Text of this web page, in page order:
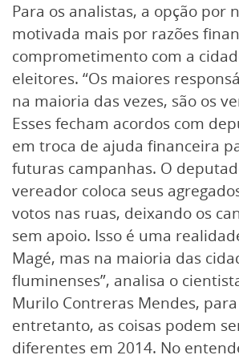
Para os analistas, a opção por
motivada mais por razões
comprometimento com a
eleitores. “Os maiores
na maioria das vezes, são os
Esses fecham acordos com
em troca de ajuda financeira
futuras campanhas. O
vereador coloca seus
votos nas ruas, deixando os
sem apoio. Isso é uma
Magé, mas na maioria das
fluminenses”, analisa o
Murilo Contreras Mendes,
entretanto, as coisas podem
diferentes em 2014. No